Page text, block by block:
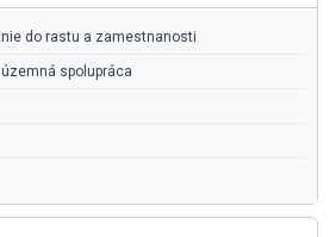
do rastu a zamestnanosti
spolupráca